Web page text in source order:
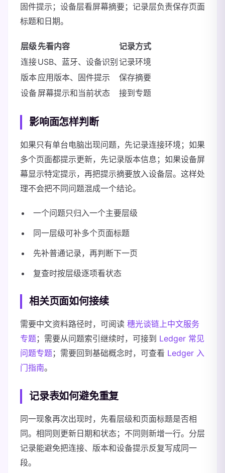
固件提示；设备层看屏幕摘要；记录层负责保存页面
标题和日期。
层级先看内容
记录方式
连接USB、蓝牙、设备识别 记录环境
版本应用版本、固件提示
保存摘要
设备屏幕提示和当前状态 接到专题
影响面怎样判断
如果只有单台电脑出现问题，先记录连接环境；如果
多个页面都提示更新，先记录版本信息；如果设备屏
幕显示特定提示，再把提示摘要放入设备层。这样处
理不会把不同问题混成一个结论。
一个问题只归入一个主要层级
同一层级可补多个页面标题
先补普通记录，再判断下一页
复查时按层级逐项看状态
相关页面如何接续
需要中文资料路径时，可阅读 穗光谈链上中文服务
专题；需要从问题索引继续时，可接到 Ledger 常见
问题专题；需要回到基础概念时，可查看 Ledger 入
门指南。
记录表如何避免重复
同一现象再次出现时，先看层级和页面标题是否相
同。相同则更新日期和状态；不同则新增一行。分层
记录能避免把连接、版本和设备提示反复写成同一
段。